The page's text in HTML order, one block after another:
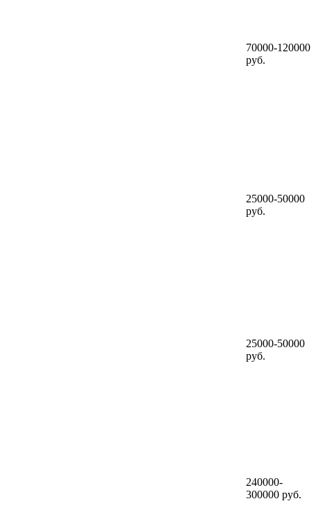
70000-120000
руб.
25000-50000
руб.
25000-50000
руб.
240000-
300000 руб.